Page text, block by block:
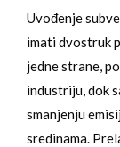
Uvođenje
imati dvostruk
jedne strane,
industriju, dok
smanjenju
sredinama.